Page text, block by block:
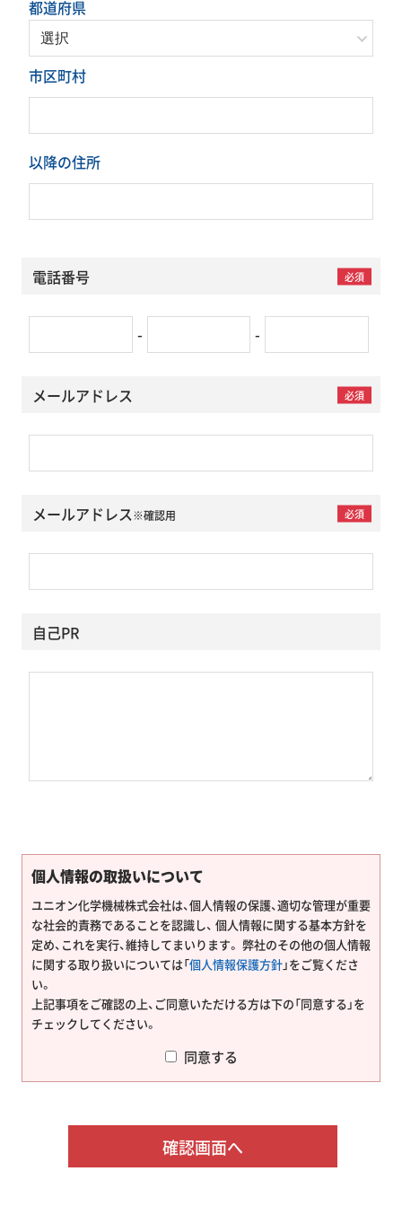
PRODUCT
RECRUIT
お問い合わせ
都道府県
市区町村
以降の住所
必須
電話番号
- -
必須
メールアドレス
必須
メールアドレス※確認用
自己PR
個人情報の取扱いについて
ユニオン化学機械株式会社は、個人情報の保護、適切な管理が重要
な社会的責務であることを認識し、 個人情報に関する基本方針を
定め、これを実行、維持してまいります。 弊社のその他の個人情報
に関する取り扱いについては「個人情報保護方針」をご覧くださ
い。
上記事項をご確認の上、ご同意いただける方は下の「同意する」を
チェックしてください。
同意する